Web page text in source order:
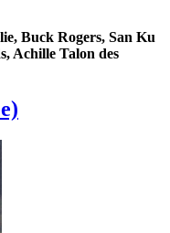
Buck Rogers, San Ku
Achille Talon des